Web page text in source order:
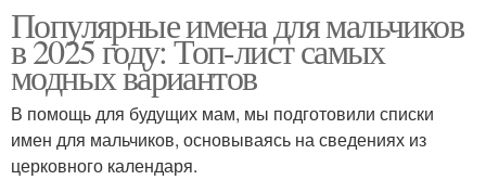
Популярные имена для мальчиков
в 2025 году: Топ-лист самых
модных вариантов
В помощь для будущих мам, мы подготовили списки
имен для мальчиков, основываясь на сведениях из
церковного календаря.